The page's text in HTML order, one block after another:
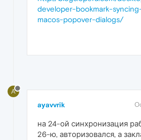
developer-bookmark-
macos-popover-dialogs/
A
ayavvrik
на 24-ой синхронизация
26-ю, авторизовался, а